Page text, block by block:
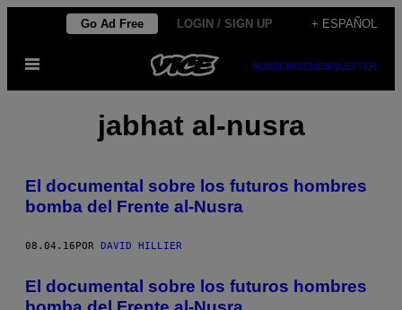
contenido
Go Ad Free LOGIN / SIGN UP + ESPAÑOL
Abrir
SUBSCRIBENEWSLETTER
jabhat al-nusra
El documental sobre los futuros hombres
bomba del Frente al-Nusra
08.04.16 POR DAVID HILLIER
El documental sobre los futuros hombres